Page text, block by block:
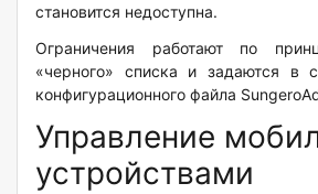
становится недоступна.
Ограничения работают по
«черного» списка и задаются в
конфигурационного файла
Управление
устройствами